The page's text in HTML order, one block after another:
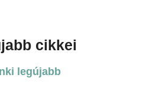
cikkei
legújabb